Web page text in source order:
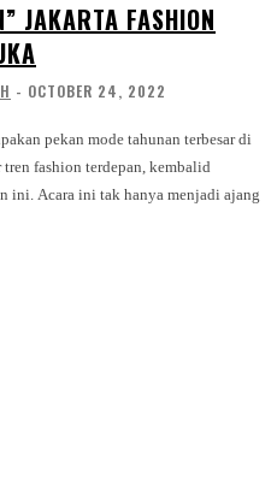
JAKARTA FASHION
- OCTOBER 24, 2022
pekan mode tahunan terbesar di
fashion terdepan, kembalid
ajang